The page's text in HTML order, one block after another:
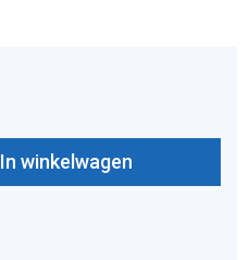
In winkelwagen